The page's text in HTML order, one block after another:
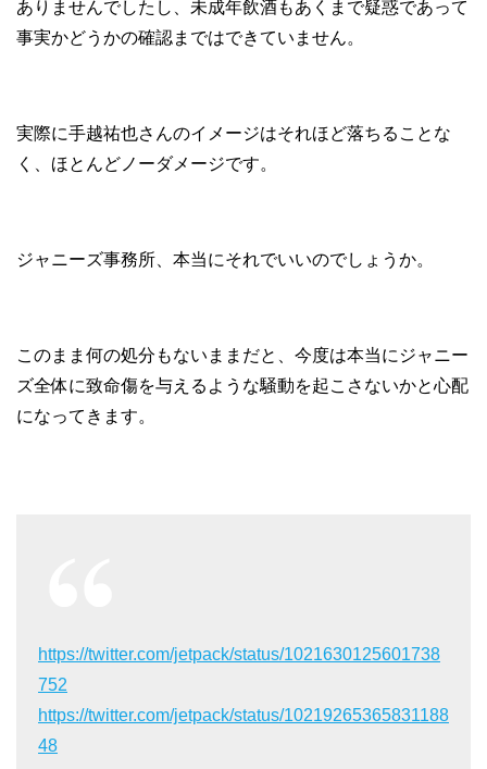
ありませんでしたし、未成年飲酒もあくまで疑惑であって
事実かどうかの確認まではできていません。
実際に手越祐也さんのイメージはそれほど落ちることな
く、ほとんどノーダメージです。
ジャニーズ事務所、本当にそれでいいのでしょうか。
このまま何の処分もないままだと、今度は本当にジャニー
ズ全体に致命傷を与えるような騒動を起こさないかと心配
になってきます。
https://twitter.com/jetpack/status/1021630125601738
752
https://twitter.com/jetpack/status/10219265365831188
48